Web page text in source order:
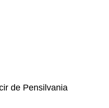
de Pensilvania